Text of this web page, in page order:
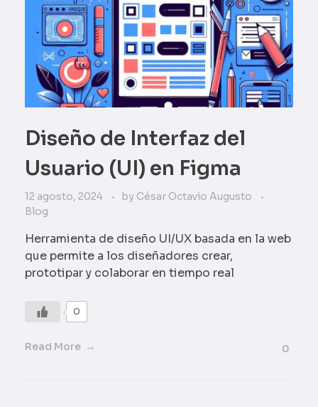
Diseño de Interfaz del
Usuario (UI) en Figma
12 agosto, 2024 by César Octavio Augusto
Blog
Herramienta de diseño UI/UX basada en la web
que permite a los diseñadores crear,
prototipar y colaborar en tiempo real
0
Read More 0